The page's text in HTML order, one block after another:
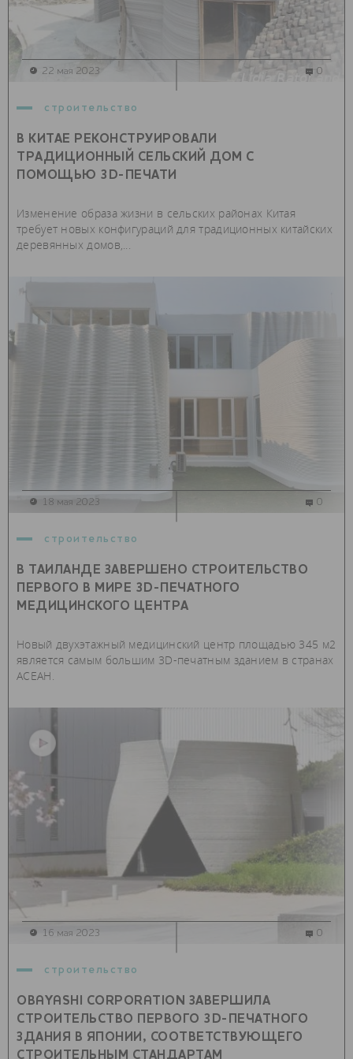
строительство
В КИТАЕ РЕКОНСТРУИРОВАЛИ
ТРАДИЦИОННЫЙ СЕЛЬСКИЙ ДОМ С
ПОМОЩЬЮ 3D-ПЕЧАТИ
Изменение образа жизни в сельских районах Китая
требует новых конфигураций для традиционных китайских
деревянных домов,...
22 мая 2023 0
строительство
В ТАИЛАНДЕ ЗАВЕРШЕНО СТРОИТЕЛЬСТВО
ПЕРВОГО В МИРЕ 3D-ПЕЧАТНОГО
МЕДИЦИНСКОГО ЦЕНТРА
Новый двухэтажный медицинский центр площадью 345 м2
является самым большим 3D-печатным зданием в странах
АСЕАН.
18 мая 2023 0
строительство
OBAYASHI CORPORATION ЗАВЕРШИЛА
СТРОИТЕЛЬСТВО ПЕРВОГО 3D-ПЕЧАТНОГО
ЗДАНИЯ В ЯПОНИИ, СООТВЕТСТВУЮЩЕГО
СТРОИТЕЛЬНЫМ СТАНДАРТАМ
16 мая 2023 0